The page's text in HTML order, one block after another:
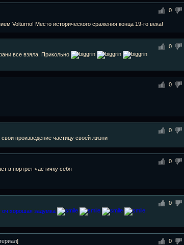
0
Volturno! Место исторического сражения конца 19-го века!
0
все взяла. Прикольно
0
0
произведение частицу своей жизни
0
в портрет частичку себя
0
хорошая задумка
0
]